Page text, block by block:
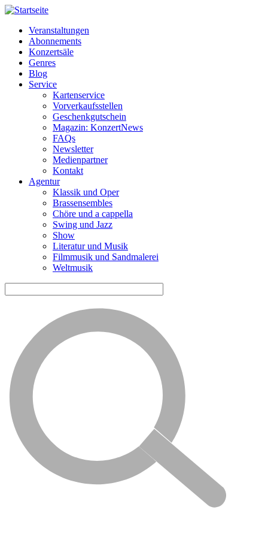
Horizontale
Navigation
MM
Veranstaltungen
Abonnements
Konzertsäle
Genres
Blog
Service
Kartenservice
Vorverkaufsstellen
Geschenkgutschein
Magazin: KonzertNews
FAQs
Newsletter
Medienpartner
Kontakt
Agentur
Klassik und Oper
Brassensembles
Chöre und a cappella
Swing und Jazz
Show
Literatur und Musik
Filmmusik und Sandmalerei
Weltmusik